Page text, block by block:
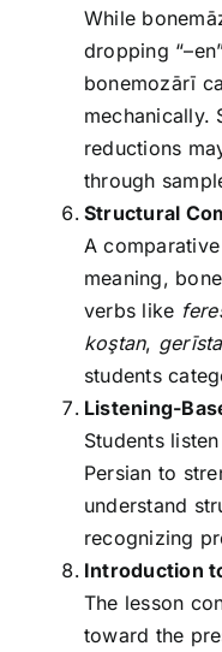
While
dropping
bonemozārī
mechanically.
reductions
through
Structural
A
meaning,
verbs like
koştan,
students
Listening-
Students
Persian to
understand
recognizing
Introduction
The lesson
toward the